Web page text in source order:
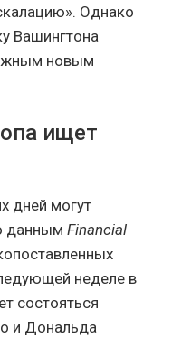
Однако
Вашингтона
новым
ищет
дней могут
данным Financial
неделе в
состояться
и Дональда